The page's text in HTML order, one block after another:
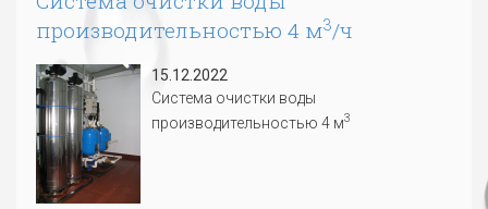
производительностью 4 м3/ч
15.12.2022
Система очистки воды
производительностью 4 м3